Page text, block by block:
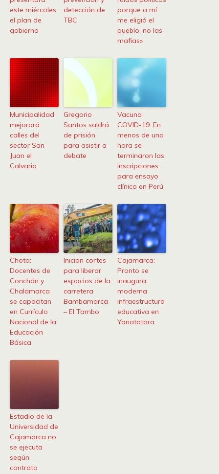
este miércoles
el plan de
gobierno
detección de
TBC
porque a mí
me eligió el
pueblo, no las
mafias»
Municipalidad
mejorará
calles del
sector San
Juan el
Calvario
Gregorio
Santos saldrá
de prisión
para asistir a
debate
Vacuna
COVID-19: En
menos de una
hora se
terminaron las
inscripciones
para ensayo
clínico en Perú
Chota:
Docentes de
Conchán y
Chalamarca
se capacitan
en Currículo
Nacional de la
Educación
Básica
Inician cortes
para liberar
espacios de la
carretera
Bambamarca
– El Tambo
Cajamarca:
Pronto se
inaugura
moderna
infraestructura
educativa en
Yanatotora
Estadio de la
Universidad de
Cajamarca no
se ejecuta
según
contrato